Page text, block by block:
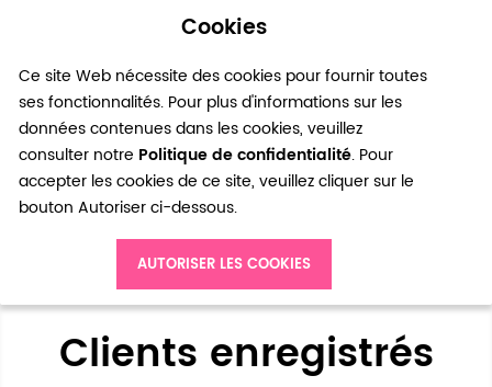
Cookies
Ce site Web nécessite des cookies pour fournir toutes
ses fonctionnalités. Pour plus d'informations sur les
données contenues dans les cookies, veuillez
consulter notre Politique de confidentialité. Pour
accepter les cookies de ce site, veuillez cliquer sur le
bouton Autoriser ci-dessous.
AUTORISER LES COOKIES
0
Accès client
Clients enregistrés